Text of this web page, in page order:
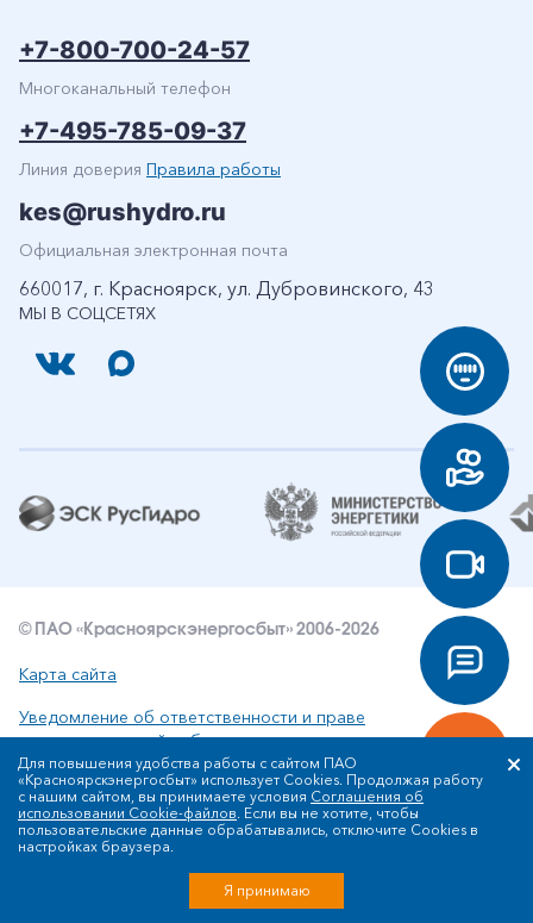
МЫ В СОЦСЕТЯХ
+7-800-700-24-57
Многоканальный телефон
+7-495-785-09-37
Линия доверия Правила работы
kes@rushydro.ru
Официальная электронная почта
660017, г. Красноярск, ул. Дубровинского, 43
© ПАО «Красноярскэнергосбыт» 2006-2026
Карта сайта
Уведомление об ответственности и праве
интеллектуальной собственности
Политика ПАО «Красноярскэнергосбыт» в отношении
обработки персональных данных
Для повышения удобства работы с сайтом ПАО
«Красноярскэнергосбыт» использует Cookies. Продолжая работу
с нашим сайтом, вы принимаете условия Соглашения об
использовании Cookie-файлов. Если вы не хотите, чтобы
пользовательские данные обрабатывались, отключите Cookies в
настройках браузера.
Я принимаю